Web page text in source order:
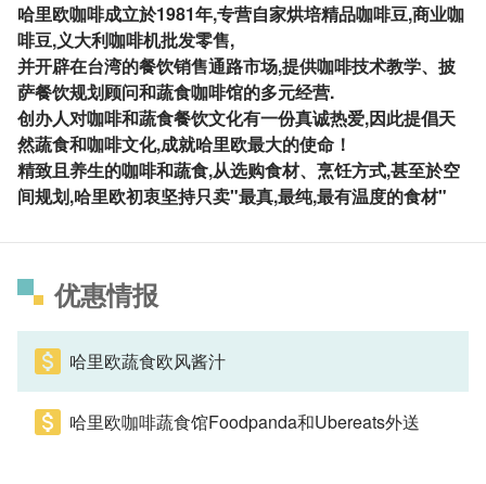
哈里欧咖啡成立於1981年,专营自家烘培精品咖啡豆,商业咖
啡豆,义大利咖啡机批发零售,
并开辟在台湾的餐饮销售通路市场,提供咖啡技术教学、披
萨餐饮规划顾问和蔬食咖啡馆的多元经营.
创办人对咖啡和蔬食餐饮文化有一份真诚热爱,因此提倡天
然蔬食和咖啡文化,成就哈里欧最大的使命！
精致且养生的咖啡和蔬食,从选购食材、烹饪方式,甚至於空
间规划,哈里欧初衷坚持只卖"最真,最纯,最有温度的食材"
优惠情报
哈里欧蔬食欧风酱汁
哈里欧咖啡蔬食馆Foodpanda和Ubereats外送